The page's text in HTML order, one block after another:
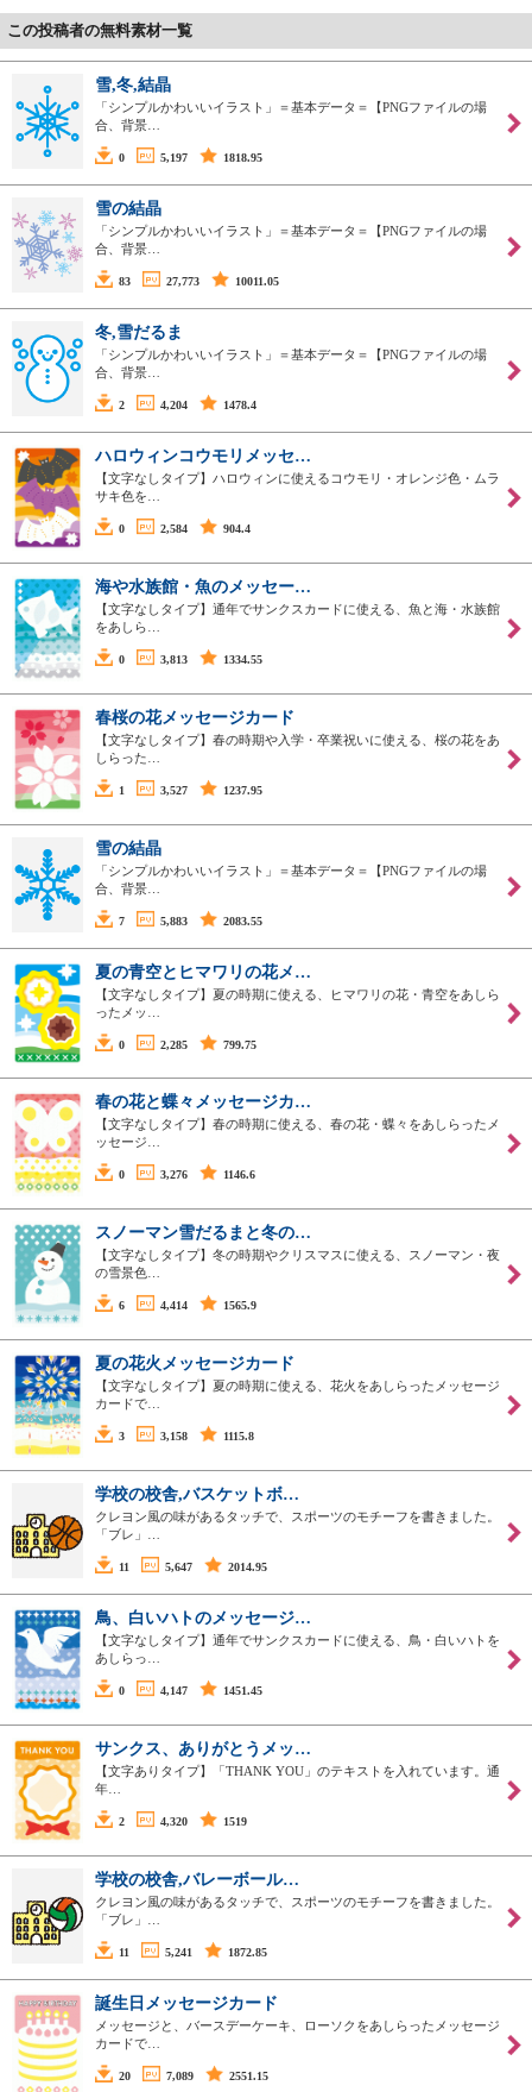
この投稿者の無料素材一覧
雪,冬,結晶
「シンプルかわいいイラスト」＝基本データ＝【PNGファイルの場
合、背景…
0 5,197 1818.95
雪の結晶
「シンプルかわいいイラスト」＝基本データ＝【PNGファイルの場
合、背景…
83 27,773 10011.05
冬,雪だるま
「シンプルかわいいイラスト」＝基本データ＝【PNGファイルの場
合、背景…
2 4,204 1478.4
ハロウィンコウモリメッセ…
【文字なしタイプ】ハロウィンに使えるコウモリ・オレンジ色・ムラ
サキ色を…
0 2,584 904.4
海や水族館・魚のメッセー…
【文字なしタイプ】通年でサンクスカードに使える、魚と海・水族館
をあしら…
0 3,813 1334.55
春桜の花メッセージカード
【文字なしタイプ】春の時期や入学・卒業祝いに使える、桜の花をあ
しらった…
1 3,527 1237.95
雪の結晶
「シンプルかわいいイラスト」＝基本データ＝【PNGファイルの場
合、背景…
7 5,883 2083.55
夏の青空とヒマワリの花メ…
【文字なしタイプ】夏の時期に使える、ヒマワリの花・青空をあしら
ったメッ…
0 2,285 799.75
春の花と蝶々メッセージカ…
【文字なしタイプ】春の時期に使える、春の花・蝶々をあしらったメ
ッセージ…
0 3,276 1146.6
スノーマン雪だるまと冬の…
【文字なしタイプ】冬の時期やクリスマスに使える、スノーマン・夜
の雪景色…
6 4,414 1565.9
夏の花火メッセージカード
【文字なしタイプ】夏の時期に使える、花火をあしらったメッセージ
カードで…
3 3,158 1115.8
学校の校舎,バスケットボ…
クレヨン風の味があるタッチで、スポーツのモチーフを書きました。
「ブレ」…
11 5,647 2014.95
鳥、白いハトのメッセージ…
【文字なしタイプ】通年でサンクスカードに使える、鳥・白いハトを
あしらっ…
0 4,147 1451.45
サンクス、ありがとうメッ…
【文字ありタイプ】「THANK YOU」のテキストを入れています。通
年…
2 4,320 1519
学校の校舎,バレーボール…
クレヨン風の味があるタッチで、スポーツのモチーフを書きました。
「ブレ」…
11 5,241 1872.85
誕生日メッセージカード
メッセージと、バースデーケーキ、ローソクをあしらったメッセージ
カードで…
20 7,089 2551.15